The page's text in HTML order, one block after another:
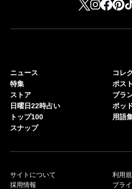
ニュース
特集
ストア
日曜日22時占い
トップ100
スナップ
コレ
ポスト
ブラ
ポッ
用語
サイトについて
採用情報
利用
プラ